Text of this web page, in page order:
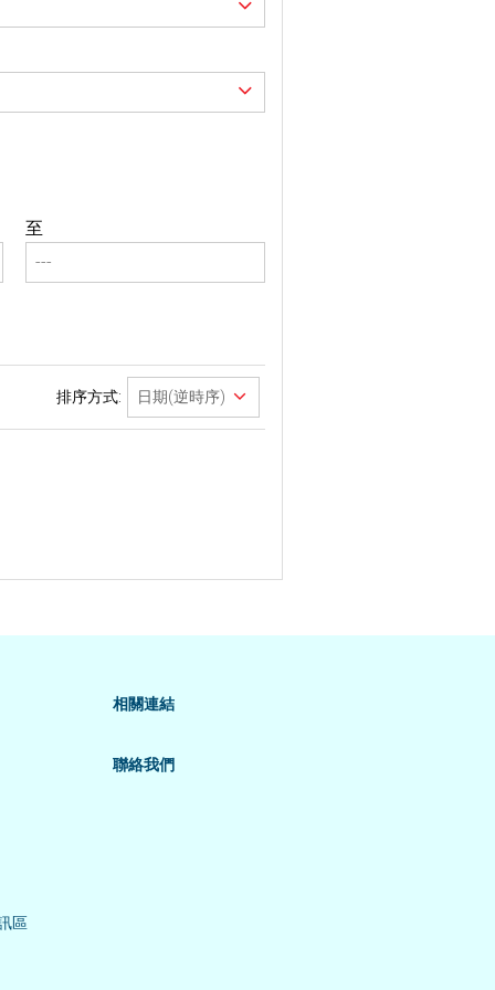
至
排序方式:
區
相關連結
聯絡我們